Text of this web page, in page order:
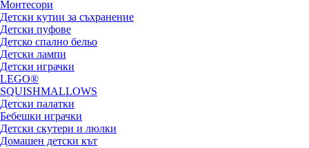
Монтесори
Детски кутии за съхранение
Детски пуфове
Детско спално бельо
Детски лампи
Детски играчки
LEGO®
SQUISHMALLOWS
Детски палатки
Бебешки играчки
Детски скутери и люлки
Домашен детски кът